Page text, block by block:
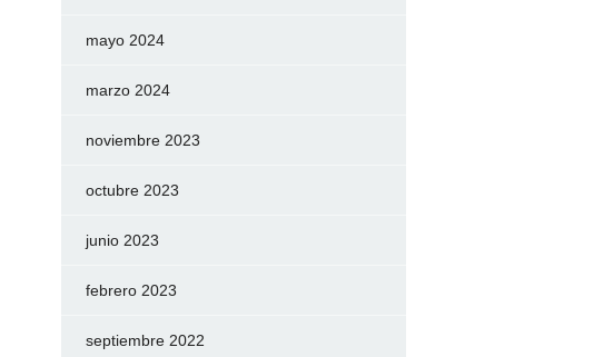
mayo 2024
marzo 2024
noviembre 2023
octubre 2023
junio 2023
febrero 2023
septiembre 2022